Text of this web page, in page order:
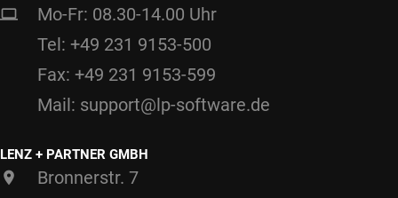
Mo-Fr: 08.30-14.00 Uhr
Tel: +49 231 9153-500
Fax: +49 231 9153-599
Mail: support@lp-software.de
LENZ + PARTNER GMBH
Bronnerstr. 7